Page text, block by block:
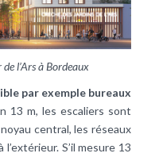
l’Ars à Bordeaux
par exemple bureaux
13 m, les escaliers sont
central, les réseaux
S’il mesure 13